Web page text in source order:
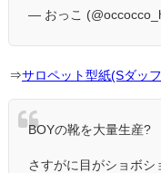
— おっこ
⇒サロペット型紙(Sダッ
BOYの靴を大量生産?
さすがに目がショボシ